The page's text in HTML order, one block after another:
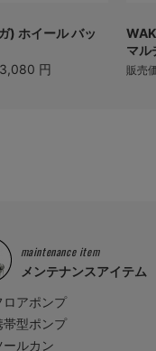
) ホイール バッ
3,080 円
マル
販売
maintenance item
メンテナンスアイテム
ロアポンプ
帯型ポンプ
ールカン